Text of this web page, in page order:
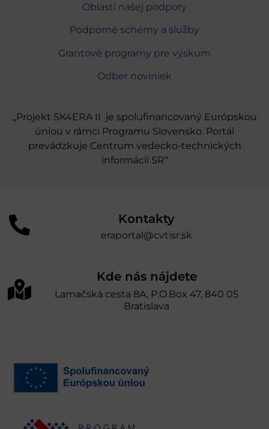
Oblasti našej podpory
Podporné schémy a služby
Grantové programy pre výskum
Odber noviniek
„Projekt SK4ERA II je spolufinancovaný Európskou
úniou v rámci Programu Slovensko. Portál
prevádzkuje Centrum vedecko-technických
informácií SR“
Kontakty
eraportal@cvtisr.sk
Kde nás nájdete
Lamačská cesta 8A, P.O.Box 47, 840 05
Bratislava